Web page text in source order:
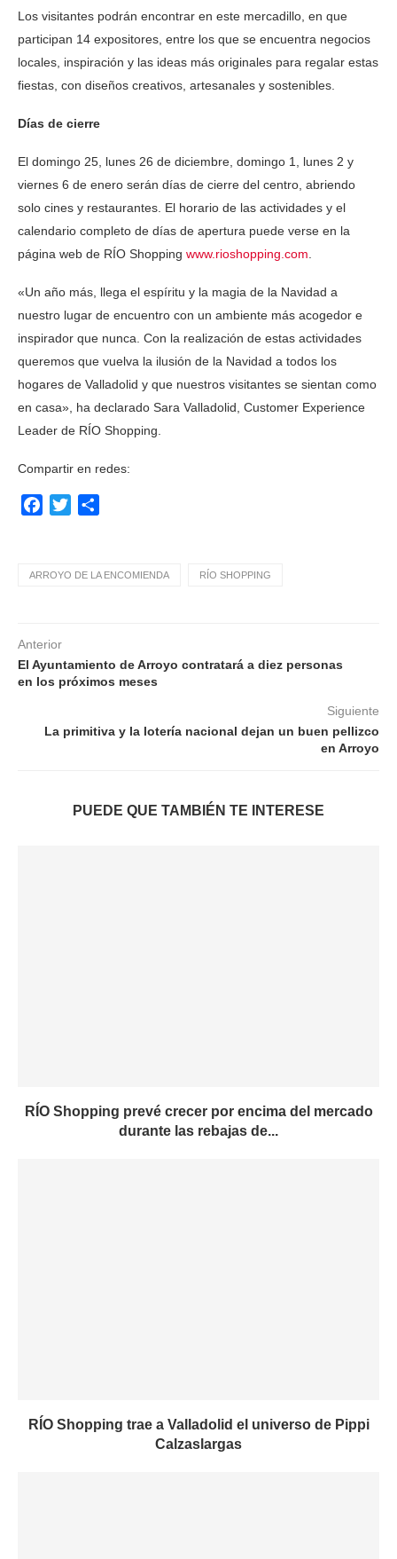
Los visitantes podrán encontrar en este mercadillo, en que
participan 14 expositores, entre los que se encuentra negocios
locales, inspiración y las ideas más originales para regalar estas
fiestas, con diseños creativos, artesanales y sostenibles.
Días de cierre
El domingo 25, lunes 26 de diciembre, domingo 1, lunes 2 y
viernes 6 de enero serán días de cierre del centro, abriendo
solo cines y restaurantes. El horario de las actividades y el
calendario completo de días de apertura puede verse en la
página web de RÍO Shopping www.rioshopping.com
«Un año más, llega el espíritu y la magia de la Navidad a
nuestro lugar de encuentro con un ambiente más acogedor e
inspirador que nunca. Con la realización de estas actividades
queremos que vuelva la ilusión de la Navidad a todos los
hogares de Valladolid y que nuestros visitantes se sientan como
en casa», ha declarado Sara Valladolid, Customer Experience
Leader de RÍO Shopping.
Compartir en redes:
Facebook
Twitter
ARROYO DE LA ENCOMIENDA RÍO SHOPPING
Anterior
El Ayuntamiento de Arroyo contratará a diez personas
en los próximos meses
Siguiente
La primitiva y la lotería nacional dejan un buen pellizco
en Arroyo
PUEDE QUE TAMBIÉN TE INTERESE
RÍO Shopping prevé crecer por encima del mercado
durante las rebajas de...
RÍO Shopping trae a Valladolid el universo de Pippi
Calzaslargas